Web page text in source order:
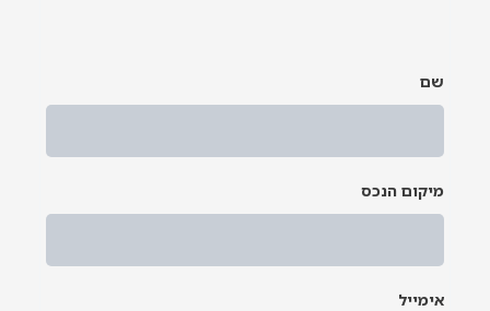
שם
מיקום הנכס
אימייל